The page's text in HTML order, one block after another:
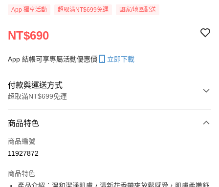
App 獨享活動 超取滿NT$699免運 國家/地區配送
NT$690
App 結帳可享專屬活動優惠價 立即下載
付款與運送方式
超取滿NT$699免運
信用卡一次付款
信用卡分期付款
合作金庫商業銀行
超商取貨付款
商品特色
商品編號
11927872
商品特色